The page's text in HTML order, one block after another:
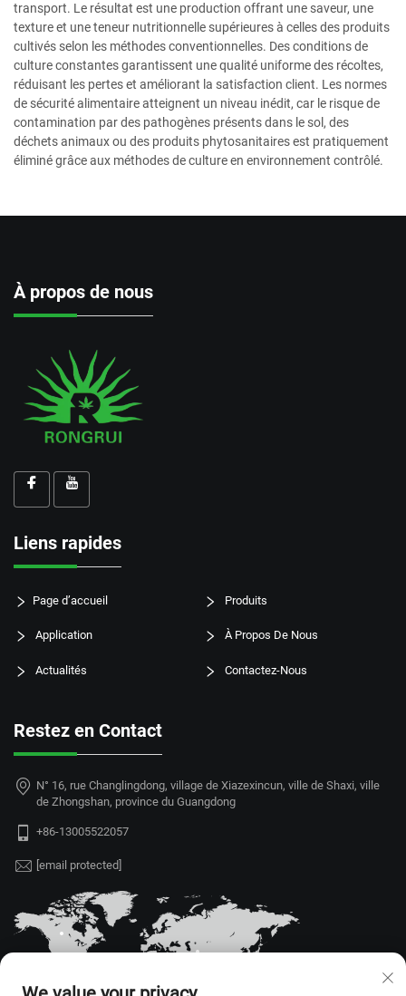
transport. Le résultat est une production offrant une saveur, une
texture et une teneur nutritionnelle supérieures à celles des produits
cultivés selon les méthodes conventionnelles. Des conditions de
culture constantes garantissent une qualité uniforme des récoltes,
réduisant les pertes et améliorant la satisfaction client. Les normes
de sécurité alimentaire atteignent un niveau inédit, car le risque de
contamination par des pathogènes présents dans le sol, des
déchets animaux ou des produits phytosanitaires est pratiquement
éliminé grâce aux méthodes de culture en environnement contrôlé.
À propos de nous
Liens rapides
Page d’accueil Produits
Application À Propos De Nous
Actualités Contactez-Nous
Restez en Contact
N° 16, rue Changlingdong, village de Xiazexincun, ville de Shaxi, ville
de Zhongshan, province du Guangdong
+86-13005522057
[email protected]